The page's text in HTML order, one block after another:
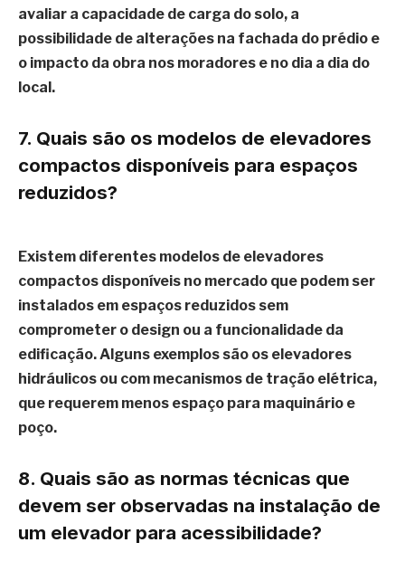
avaliar a capacidade de carga do solo, a
possibilidade de alterações na fachada do prédio e
o impacto da obra nos moradores e no dia a dia do
local.
7. Quais são os modelos de elevadores
compactos disponíveis para espaços
reduzidos?
Existem diferentes modelos de elevadores
compactos disponíveis no mercado que podem ser
instalados em espaços reduzidos sem
comprometer o design ou a funcionalidade da
edificação. Alguns exemplos são os elevadores
hidráulicos ou com mecanismos de tração elétrica,
que requerem menos espaço para maquinário e
poço.
8. Quais são as normas técnicas que
devem ser observadas na instalação de
um elevador para acessibilidade?